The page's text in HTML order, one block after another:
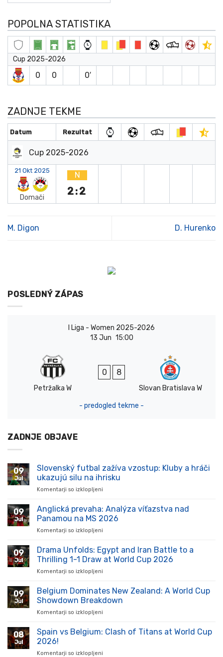
POPOLNA STATISTIKA
Cup 2025-2026
0 0 0′
ZADNJE TEKME
Datum Rezultat
Cup 2025-2026
21 Okt 2025
Domači
N
2:2
M. Digon D. Hurenko
POSLEDNÝ ZÁPAS
I Liga - Women 2025-2026
13 Jun 15:00
Petržalka W
0 8
Slovan Bratislava W
- predogled tekme -
ZADNJE OBJAVE
09
Jul
Slovenský futbal zažíva vzostup: Kluby a hráči
ukazujú silu na ihrisku
Komentarji so izklopljeni
futbal
zažíva
vzostup:
hráči
ukazujú
09
Jul
Anglická prevaha: Analýza víťazstva nad
Panamou na MS 2026
Komentarji so izklopljeni
prevaha:
Analýza
víťazstva
na
MS
09
Jul
Drama Unfolds: Egypt and Iran Battle to a
Thrilling 1-1 Draw at World Cup 2026
Komentarji so izklopljeni
Unfolds:
Egypt
and
to
09
Jul
Belgium Dominates New Zealand: A World Cup
Showdown Breakdown
Komentarji so izklopljeni
Dominates
08
Jul
Spain vs Belgium: Clash of Titans at World Cup
2026!
Komentarji so izklopljeni